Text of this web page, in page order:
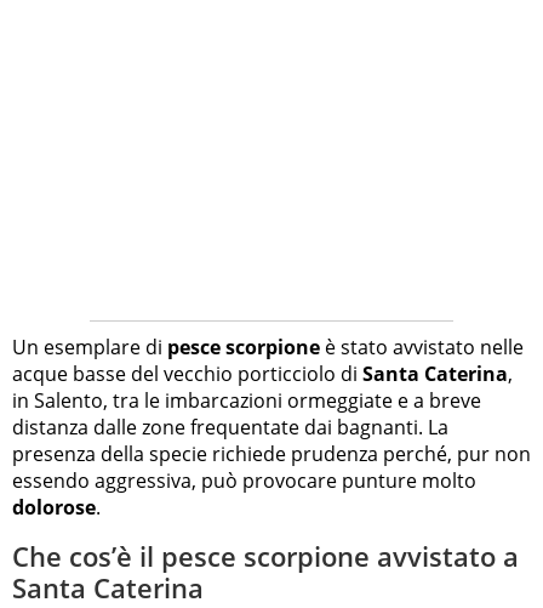
Un esemplare di pesce scorpione è stato avvistato nelle
acque basse del vecchio porticciolo di Santa Caterina,
in Salento, tra le imbarcazioni ormeggiate e a breve
distanza dalle zone frequentate dai bagnanti. La
presenza della specie richiede prudenza perché, pur non
essendo aggressiva, può provocare punture molto
dolorose.
Che cos’è il pesce scorpione avvistato a
Santa Caterina